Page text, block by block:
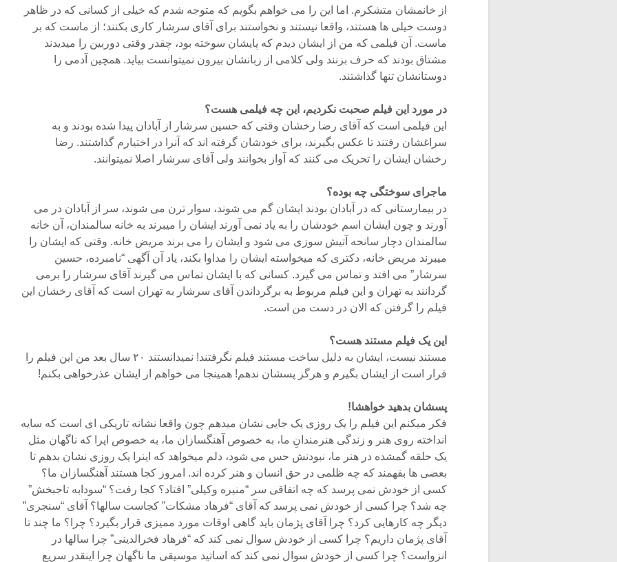
از خانمشان متشکرم. اما این را می خواهم بگویم که متوجه شدم که خیلی از کسانی که در ظاهر
دوست خیلی ها هستند، واقعا نیستند و نخواستند برای آقای سرشار کاری بکنند؛ از ماست که بر
ماست. آن فیلمی که من از ایشان دیدم که پایشان سوخته بود، چقدر وقتی دوربین را میدیدند
مشتاق بودند که حرف بزنند ولی کلامی از زبانشان بیرون نمیتوانست بیاید. همچین آدمی را
دوستانشان تنها گذاشتند.
در مورد این فیلم صحبت نکردیم، این چه فیلمی هست؟
این فیلمی است که آقای رضا رخشان وقتی که حسین سرشار از آبادان پیدا شده بودند و به
سراغشان رفتند تا عکس بگیرند، برای خودشان گرفته اند که آنرا در اختیارم گذاشتند. رضا
رخشان ایشان را تحریک می کنند که آواز بخوانند ولی آقای سرشار اصلا نمیتوانند.
ماجرای سوختگی چه بوده؟
در بیمارستانی که در آبادان بودند ایشان گم می شوند، سوار ترن می شوند، سر از آبادان در می
آورند و چون ایشان اسم خودشان را به یاد نمی آورند ایشان را میبرند به خانه سالمندان، آن خانه
سالمندان دچار سانحه آتیش سوزی می شود و ایشان را می برند مریض خانه. وقتی که ایشان را
میبرند مریض خانه، دکتری که میخواسته ایشان را مداوا بکند، یاد آن آگهی “نامبرده، حسین
سرشار” می افتد و تماس می گیرد. کسانی که با ایشان تماس می گیرند آقای سرشار را برمی
گردانند به تهران و این فیلم مربوط به برگرداندن آقای سرشار به تهران است که آقای رخشان این
فیلم را گرفتن که الان در دست من است.
این یک فیلم مستند هست؟
مستند نیست، ایشان به دلیل ساخت مستند فیلم نگرفتند! نمیدانستند ۲۰ سال بعد من این فیلم را
قرار است از ایشان بگیرم و هرگز پسشان ندهم! همینجا می خواهم از ایشان عذرخواهی بکنم!
پسشان بدهید خواهشا!
فکر میکنم این فیلم را یک روزی یک جایی نشان میدهم چون واقعا نشانه تاریکی ای است که سایه
انداخته روی هنر و زندگی هنرمندانِ ما، به خصوص آهنگسازان ما، به خصوص اپرا که ناگهان مثل
یک حلقه گمشده در هنر ما، نبودنش حس می شود، دلم میخواهد که اینرا یک روزی نشان بدهم تا
بعضی ها بفهمند که چه ظلمی در حق انسان و هنر کرده اند. امروز کجا هستند آهنگسازان ما؟
کسی از خودش نمی پرسد که چه اتفاقی سر “منیره وکیلی” افتاد؟ کجا رفت؟ “سودابه تاجبخش”
چه شد؟ چرا کسی از خودش نمی پرسد که آقای “فرهاد مشکات” کجاست سالها؟ آقای “سنجری”
دیگر چه کارهایی کرد؟ چرا آقای پژمان باید گاهی اوقات مورد ممیزی قرار بگیرد؟ چرا؟ ما چند تا
آقای پژمان داریم؟ چرا کسی از خودش سوال نمی کند که “فرهاد فخرالدینی” چرا سالها در
انزواست؟ چرا کسی از خودش سوال نمی کند که اساتید موسیقی ما ناگهان چرا اینقدر سریع